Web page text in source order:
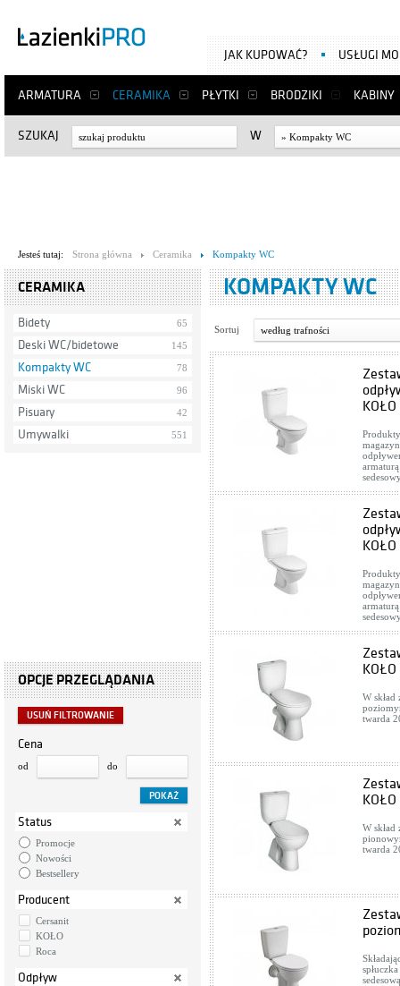
ARMATURA CERAMIKA PŁYTKI BRODZIKI KABINY
JAK KUPOWAĆ? USŁUGI
SZUKAJ W » Kompakty WC
Jesteś tutaj: Strona główna Ceramika Kompakty WC
CERAMIKA
Bidety 65
Deski WC/bidetowe 145
Kompakty WC 78
Miski WC 96
Pisuary 42
Umywalki 551
OPCJE PRZEGLĄDANIA
USUŃ FILTROWANIE
Cena
od do
Status
Promocje
Nowości
Bestsellery
Producent
Cersanit
KOŁO
Roca
Odpływ
KOMPAKTY WC
Sortuj według trafności
W
twarda
W
twarda